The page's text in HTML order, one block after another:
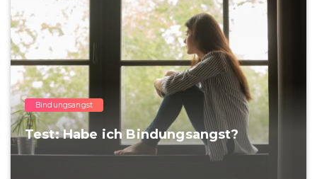
Bindungsangst
Test: Habe ich Bindungsangst?